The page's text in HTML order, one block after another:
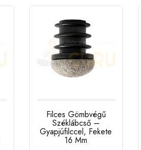
Filces Gömbvégű
Széklábcső –
Gyapjúfilccel, Fekete
16 Mm